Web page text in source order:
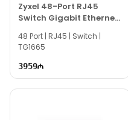
Zyxel 48-Port RJ45
Switch Gigabit Ethernet
SFP/SFP+ slot XGS1910-
48
48 Port | RJ45 | Switch |
TG1665
3959